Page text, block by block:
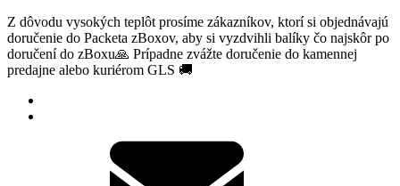
Z dôvodu vysokých teplôt prosíme zákazníkov, ktorí si objednávajú
doručenie do Packeta zBoxov, aby si vyzdvihli balíky čo najskôr po
doručení do zBoxu🙏 Prípadne zvážte doručenie do kamennej
predajne alebo kuriérom GLS 🚚